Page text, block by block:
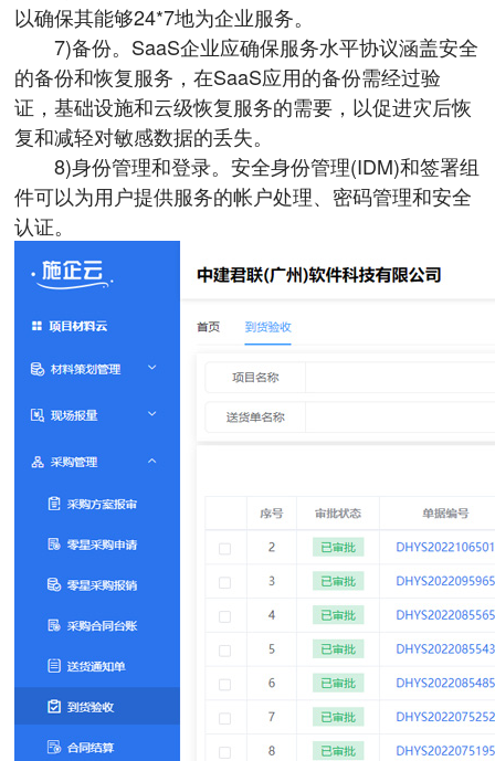
以确保其能够24*7地为企业服务。
7)备份。SaaS企业应确保服务水平协议涵盖安全
的备份和恢复服务，在SaaS应用的备份需经过验
证，基础设施和云级恢复服务的需要，以促进灾后恢
复和减轻对敏感数据的丢失。
8)身份管理和登录。安全身份管理(IDM)和签署组
件可以为用户提供服务的帐户处理、密码管理和安全
认证。